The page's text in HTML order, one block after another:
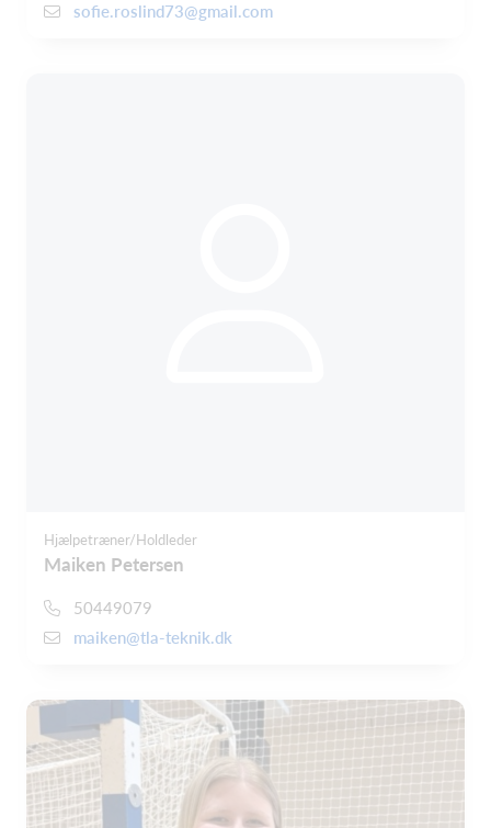
sofie.roslind73@gmail.com
Hjælpetræner/Holdleder
Maiken Petersen
50449079
maiken@tla-teknik.dk